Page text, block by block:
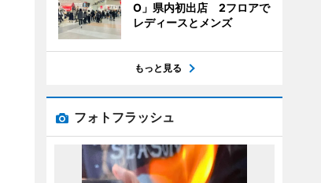
O」県内初出店 2フロアで
レディースとメンズ
もっと見る
フォトフラッシュ